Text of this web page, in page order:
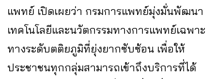
แพทย์ เปิดเผยว่า กรมการแพทย์มุ่งมั่นพัฒนา
เทคโนโลยีและนวัตกรรมทางการแพทย์เฉพาะ
ทางระดับตติยภูมิที่ยุ่งยากซับซ้อน เพื่อให้
ประชาชนทุกกลุ่มสามารถเข้าถึงบริการที่ได้